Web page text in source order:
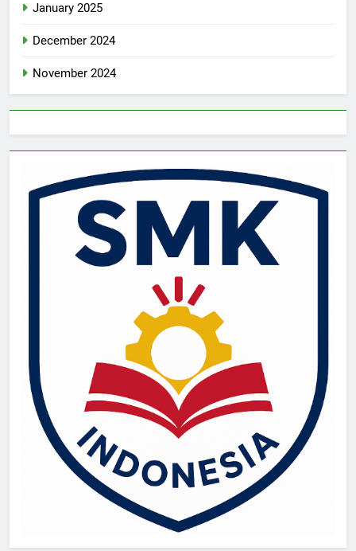
January 2025
December 2024
November 2024